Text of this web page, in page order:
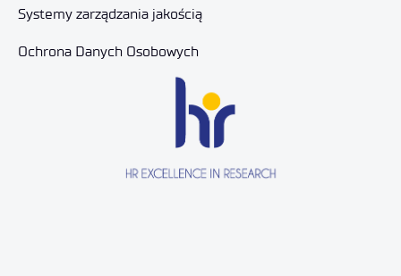
Systemy zarządzania jakością
Ochrona Danych Osobowych